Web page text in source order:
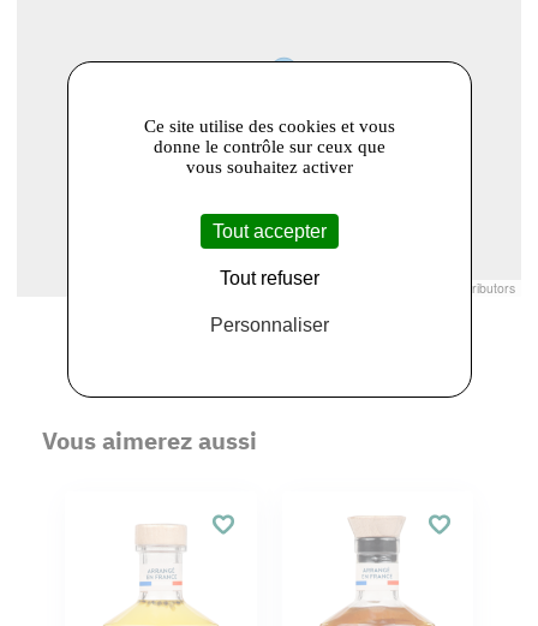
© Openstreetmap France | © contributors
Vous aimerez aussi
Ce site utilise des cookies et vous
donne le contrôle sur ceux que
vous souhaitez activer
Tout accepter
Tout refuser
Personnaliser